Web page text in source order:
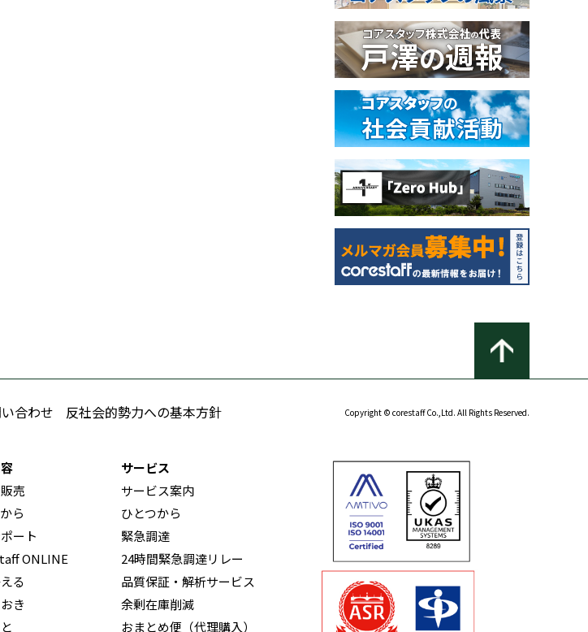
合わせ 反社会的勢力への基本方針 Copyright © corestaff Co.,Ltd. All Rights Reserved.
売
ら
ート
ONLINE
る
き
サービス
サービス案内
ひとつから
緊急調達
24時間緊急調達リレー
品質保証・解析サービス
余剰在庫削減
おまとめ便（代理購入）